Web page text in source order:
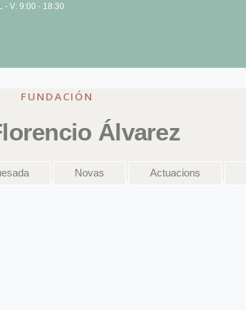
L - V: 9:00 - 18:30
FUNDACIÓN
Álvarez
Novas Actuacions